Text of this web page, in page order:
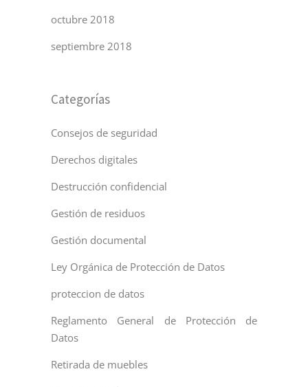
octubre 2018
septiembre 2018
Categorías
Consejos de seguridad
Derechos digitales
Destrucción confidencial
Gestión de residuos
Gestión documental
Ley Orgánica de Protección de Datos
proteccion de datos
Reglamento General de Protección de
Datos
Retirada de muebles